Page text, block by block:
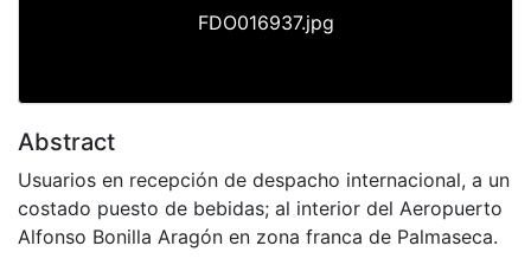
FDO016937.jpg
Abstract
Usuarios en recepción de despacho internacional, a un
costado puesto de bebidas; al interior del Aeropuerto
Alfonso Bonilla Aragón en zona franca de Palmaseca.